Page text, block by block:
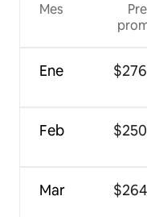
Mes
Ene
Feb
Mar